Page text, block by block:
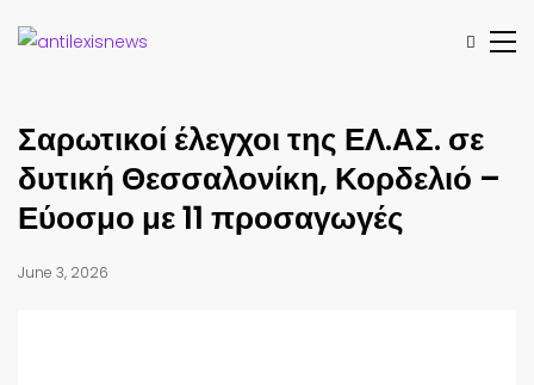
Σαρωτικοί έλεγχοι της ΕΛ.ΑΣ. σε
δυτική Θεσσαλονίκη, Κορδελιό –
Εύοσμο με 11 προσαγωγές
June 3, 2026